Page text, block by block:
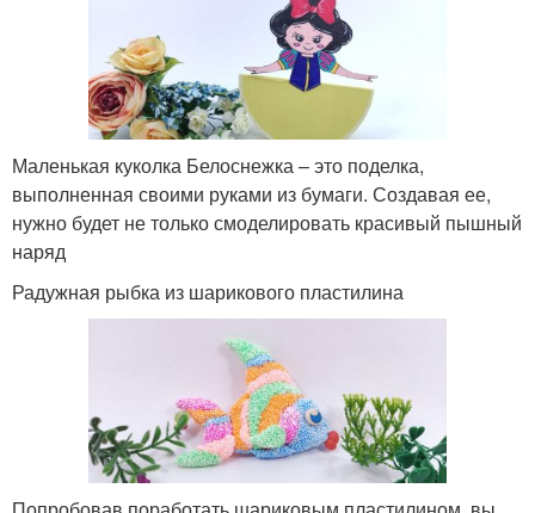
Маленькая куколка Белоснежка – это поделка,
выполненная своими руками из бумаги. Создавая ее,
нужно будет не только смоделировать красивый пышный
наряд
Радужная рыбка из шарикового пластилина